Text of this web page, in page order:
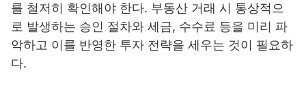
를 철저히 확인해야 한다. 부동산 거래 시 통상적으
로 발생하는 승인 절차와 세금, 수수료 등을 미리 파
악하고 이를 반영한 투자 전략을 세우는 것이 필요하
다.